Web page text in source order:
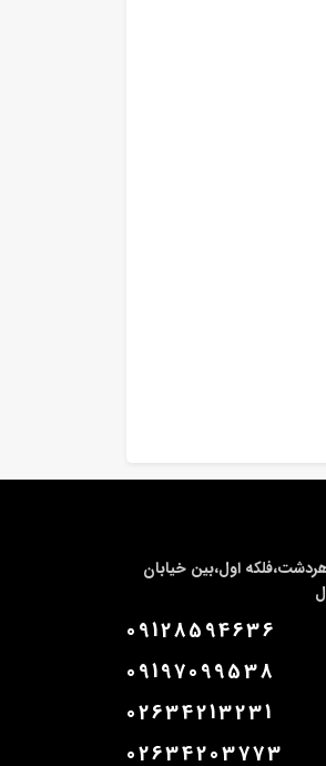
اول،بین خیابان
09128594636
09197099538
02634213231
02634203773